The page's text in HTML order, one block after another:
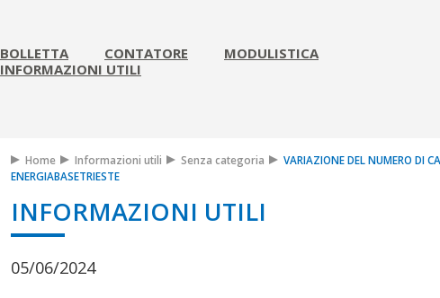
BOLLETTA CONTATORE
MODULISTICA
INFORMAZIONI UTILI
Home Informazioni utili Senza categoria
VARIAZIONE DEL NUMERO DI
ENERGIABASETRIESTE
INFORMAZIONI UTILI
05/06/2024